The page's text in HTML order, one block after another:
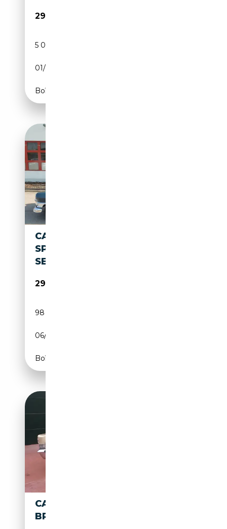
29 500€
5 000 km
01/1963
Boîte automatique
CADILLAC FLEETWOOD SIXTY
SPEZIAL 62 AUS NEW YORK ,
SELTEN
29 990€
98 500 km
06/1950
Boîte automatique
CADILLAC FLEETWOOD
BROUGHAM